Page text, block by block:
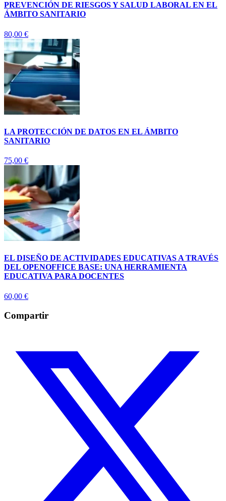
PREVENCIÓN DE RIESGOS Y SALUD LABORAL EN EL
ÁMBITO SANITARIO
80,00 €
LA PROTECCIÓN DE DATOS EN EL ÁMBITO
SANITARIO
75,00 €
EL DISEÑO DE ACTIVIDADES EDUCATIVAS A TRAVÉS
DEL OPENOFFICE BASE: UNA HERRAMIENTA
EDUCATIVA PARA DOCENTES
60,00 €
Compartir